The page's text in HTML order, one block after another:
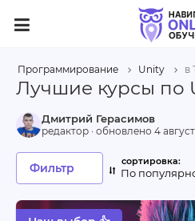
Программирование Unity в
Лучшие курсы по
Дмитрий Герасимов
редактор · обновлено 4
Фильтр По